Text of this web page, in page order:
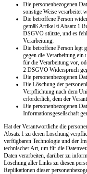
Die personenbezogenen
sonstige Weise verarbeitet
Die betroffene Person
gemäß Artikel 6 Absatz 1
DSGVO stützte, und es
Verarbeitung.
Die betroffene Person legt
gegen die Verarbeitung ein
für die Verarbeitung vor,
2 DSGVO Widerspruch
Die personenbezogenen
Die Löschung der
Verpflichtung nach dem
erforderlich, dem der
Die personenbezogenen
Informationsgesellschaft
Hat der Verantwortliche die
Absatz 1 zu deren Löschung
verfügbaren Technologie und der
technischer Art, um für die
Daten verarbeiten, darüber zu
Löschung aller Links zu diesen
Replikationen dieser